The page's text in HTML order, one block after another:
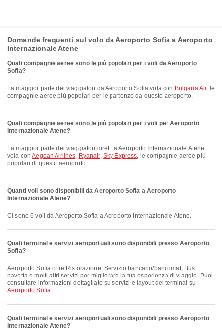
Domande frequenti sul volo da Aeroporto Sofia a Aeroporto
Internazionale Atene
Quali compagnie aeree sono le più popolari per i voli da Aeroporto
Sofia?
La maggior parte dei viaggiatori da Aeroporto Sofia vola con Bulgaria Air, le
compagnie aeree più popolari per le partenze da questo aeroporto.
Quali compagnie aeree sono le più popolari per i voli per Aeroporto
Internazionale Atene?
La maggior parte dei viaggiatori diretti a Aeroporto Internazionale Atene
vola conAegean Airlines, Ryanair, Sky Express, le compagnie aeree più
popolari di questo aeroporto.
Quanti voli sono disponibili da Aeroporto Sofia a Aeroporto
Internazionale Atene?
Ci sono 6 voli da Aeroporto Sofia a Aeroporto Internazionale Atene.
Quali terminal e servizi aeroportuali sono disponibili presso Aeroporto
Sofia?
Aeroporto Sofia offre Ristorazione, Servizio bancario/bancomat, Bus
navetta e molti altri servizi per migliorare la tua esperienza di viaggio. Puoi
consultare informazioni dettagliate su servizi e layout dei terminal su
Aeroporto Sofia.
Quali terminal e servizi aeroportuali sono disponibili presso Aeroporto
Internazionale Atene?